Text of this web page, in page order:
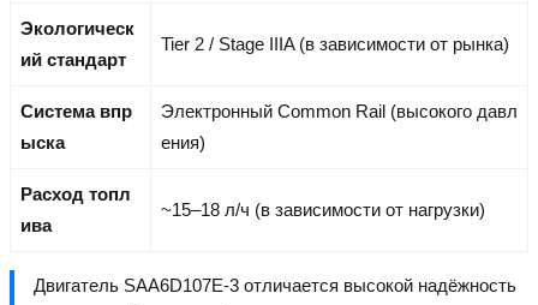
Экологическ
ий стандарт
Tier 2 / Stage IIIA (в зависимости от рынка)
Система впр
ыска
Электронный Common Rail (высокого давл
ения)
Расход топл
ива
~15–18 л/ч (в зависимости от нагрузки)
Двигатель SAA6D107E-3 отличается высокой надёжность